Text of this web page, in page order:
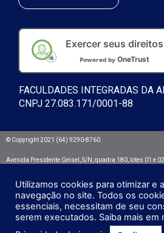
Exercer seus direitos
Powered by OneTrust
FACULDADES INTEGRADAS DA
CNPJ 27.083.171/0001-88
© Copyright 2021 (64) 9290-8760
Avenida Presidente Geisel, S/N, quadra 180, lotes 01 e
Integra - Faculdades Integradas da América do Sul
Utilizamos cookies para otimizar e
navegação no site. Todos os
essenciais, necessitam de seu
serem executados. Saiba mais em